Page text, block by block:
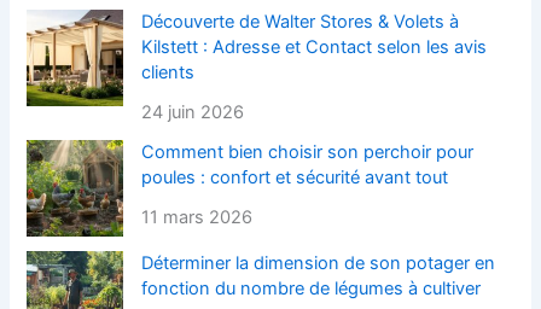
Découverte de Walter Stores & Volets à
Kilstett : Adresse et Contact selon les avis
clients
24 juin 2026
Comment bien choisir son perchoir pour
poules : confort et sécurité avant tout
11 mars 2026
Déterminer la dimension de son potager en
fonction du nombre de légumes à cultiver